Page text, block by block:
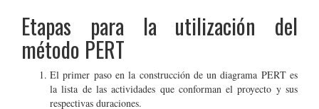
Etapas para la utilización del
método PERT
El primer paso en la construcción de un diagrama PERT es
la lista de las actividades que conforman el proyecto y sus
respectivas duraciones.